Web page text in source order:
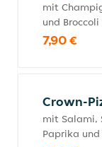
mit
und Broccoli
7,90 €
Crown-
mit Salami,
Paprika